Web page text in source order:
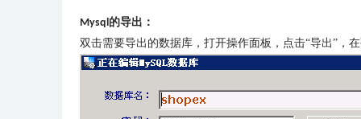
Mysql的导出：
双击需要导出的数据库，打开操作面板，点击“导出”，